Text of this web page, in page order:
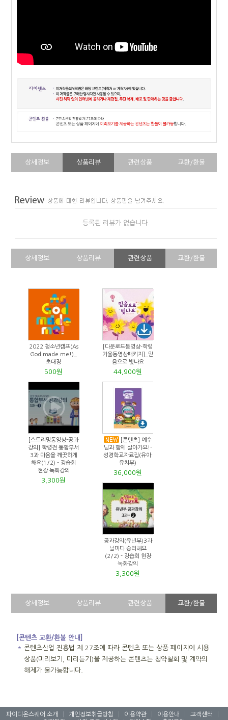
상세정보 상품리뷰 관련상품 교환/환불
등록된 리뷰가 없습니다.
상세정보 상품리뷰 관련상품 교환/환불
2022 청소년캠프(As
God made me!)_
초대장
500원
[다운로드동영상-학령
기율동영상패키지]_믿
음으로 빛나요
44,900원
[스트리밍동영상-공과
강의] 학령전 통합부서
3과 마음을 깨끗하게
해요(1/2) - 강습회
현장 녹화강의
3,300원
[콘텐츠] 예수
님과 함께 살아가요!-
성경학교자료집(유아·
유치부)
36,000원
공과강의(유년부)3과
날마다 승리해요
(2/2) - 강습회 현장
녹화강의
3,300원
상세정보 상품리뷰 관련상품 교환/환불
[콘텐츠 교환/환불 안내]
＊ 콘텐츠산업 진흥법 제 27조에 따라 콘텐츠 또는 상품 페이지에 시용
상품(미리보기, 미리듣기)을 제공하는 콘텐츠는 청약철회 및 계약의
해제가 불가능합니다.
파이디온스퀘어 소개 개인정보취급방침 이용약관 이용안내 고객센터